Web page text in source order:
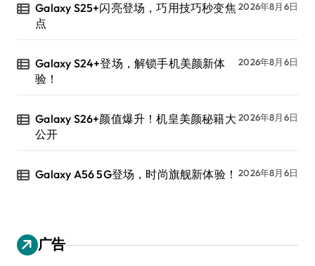
Galaxy S25+闪亮登场，巧用技巧秒变焦
点
2026年8月6日
Galaxy S24+登场，解锁手机美颜新体
验！
2026年8月6日
Galaxy S26+颜值爆升！机皇美颜秘籍大
公开
2026年8月6日
Galaxy A56 5G登场，时尚旗舰新体验！ 2026年8月6日
广告